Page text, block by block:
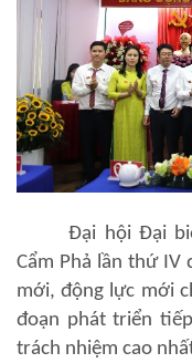
Đại hội Đại
Cẩm Phả lần thứ IV
mới, động lực mới
đoạn phát triển
trách nhiệm cao